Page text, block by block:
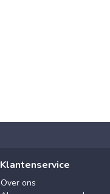
Klantenservice
Over ons